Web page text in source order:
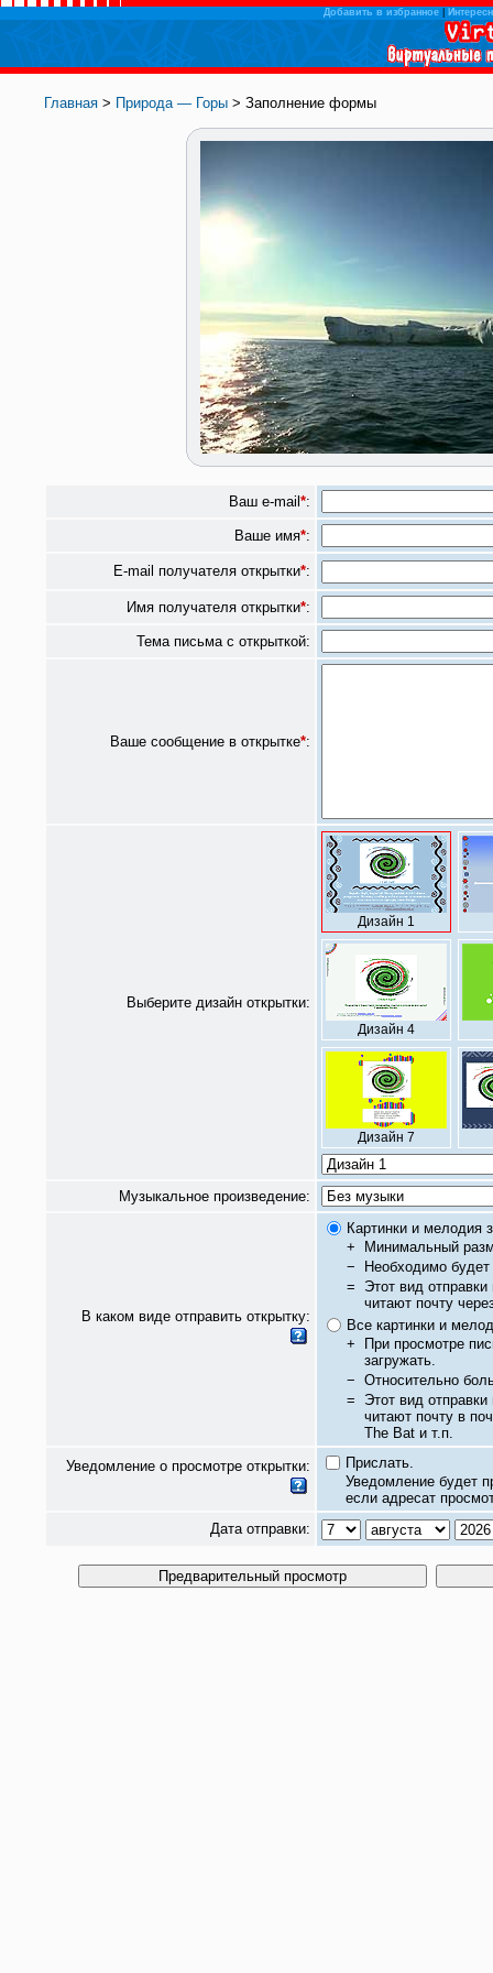
Добавить в избранное|
Главная > Природа — Горы > Заполнение формы
Ваш e-mail *:
Ваше имя*:
E-mail получателя открытки*:
Имя получателя открытки*:
Тема письма с открыткой:
Ваше сообщение в открытке*:
Выберите дизайн открытки:
Дизайн 1
Дизайн 4
Дизайн 7
Музыкальное произведение:
В каком виде отправить открытку:
Картинки и мелодия
+
Минимальный
−
Необходимо будет
= Этот вид
читают почту
Все картинки и
+
При просмотре
загружать.
− Относительно
= Этот вид
читают почту в
The Bat и т.п.
Уведомление о просмотре открытки:
Прислать.
Уведомление будет
если адресат
Дата отправки: